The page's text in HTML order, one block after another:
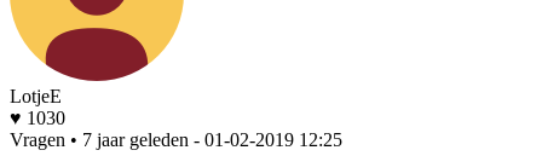
LotjeE
♥ 1030
Vragen • 7 jaar geleden - 01-02-2019 12:25